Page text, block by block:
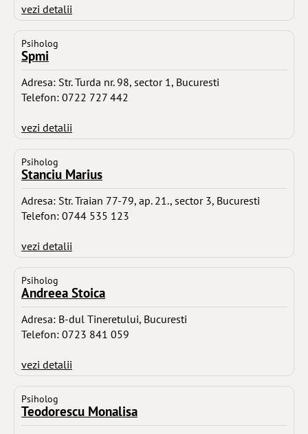
vezi detalii
Psiholog
Spmi
Adresa: Str. Turda nr. 98, sector 1, Bucuresti
Telefon: 0722 727 442
vezi detalii
Psiholog
Stanciu Marius
Adresa: Str. Traian 77-79, ap. 21., sector 3, Bucuresti
Telefon: 0744 535 123
vezi detalii
Psiholog
Andreea Stoica
Adresa: B-dul Tineretului, Bucuresti
Telefon: 0723 841 059
vezi detalii
Psiholog
Teodorescu Monalisa